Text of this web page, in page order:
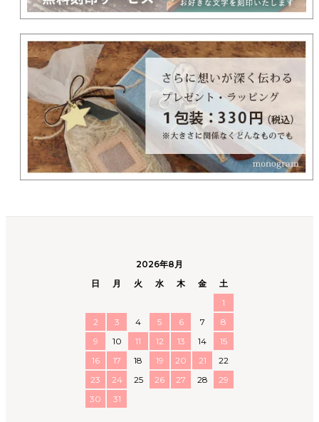
2026年8月
日
月 火 水 木 金
土
1
2
3 4 5 6 7
8
9
10 11 12 13 14
15
16
17 18 19 20 21
22
23
24 25 26 27 28
29
30
31